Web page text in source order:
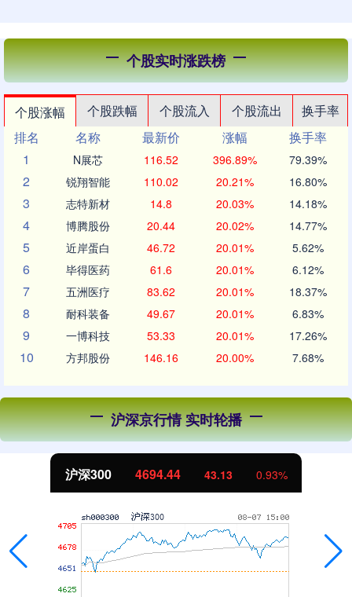
个股实时涨跌榜
个股涨幅 个股跌幅 个股流入 个股流出
换手率
排名
名称 最新价 涨幅
换手率
1
N展芯 116.52 396.89% 79.39%
2 锐翔智能 110.02 20.21% 16.80%
3 志特新材 14.8 20.03% 14.18%
4 博腾股份 20.44 20.02% 14.77%
5 近岸蛋白 46.72 20.01% 5.62%
6 毕得医药 61.6 20.01% 6.12%
7 五洲医疗 83.62 20.01% 18.37%
8 耐科装备 49.67 20.01% 6.83%
9 一博科技 53.33 20.01% 17.26%
10 方邦股份 146.16 20.00% 7.68%
沪深京行情 实时轮播
沪深300 4694.44 43.13 0.93%